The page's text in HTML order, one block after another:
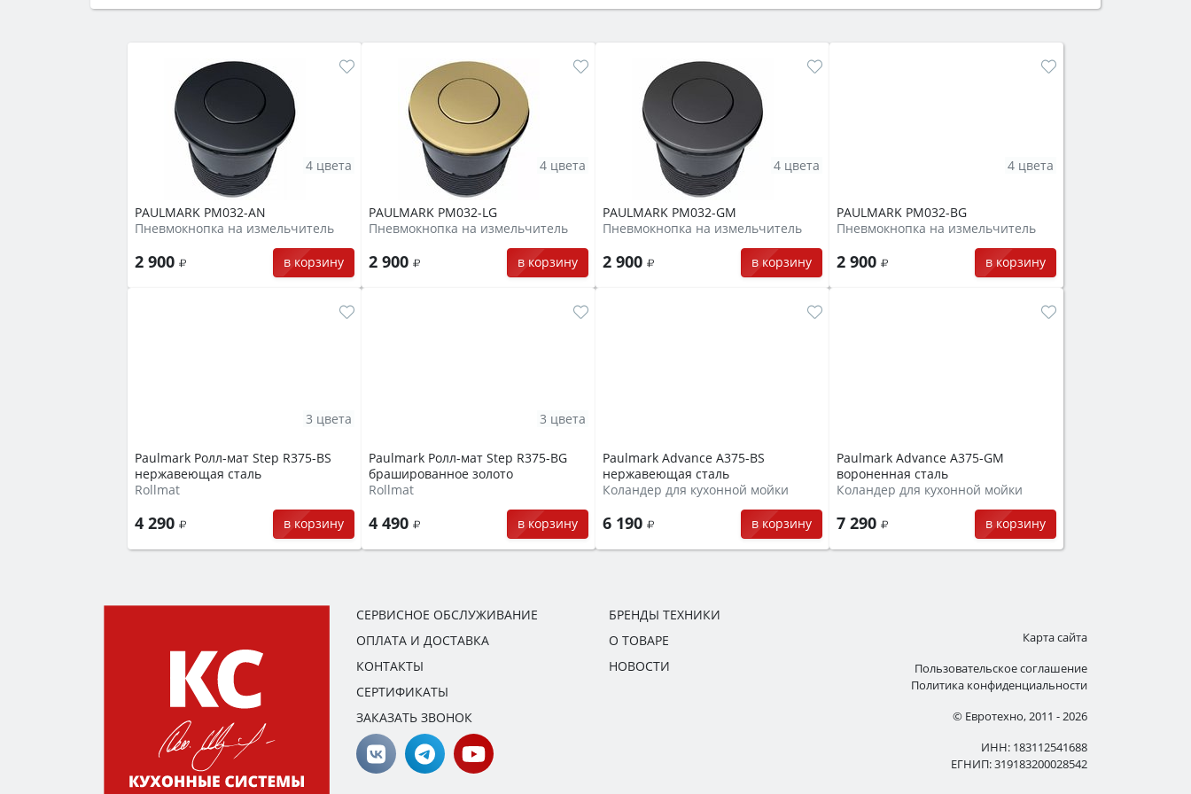
семьи, класс энергопотребления не ниже A и нужные функции (конвекция, гриль, самоочистка, защита от детей).
PAULMARK PM032-AN
Пневмокнопка на измельчитель
2 900 в корзину
4 цвета
PAULMARK PM032-LG
Пневмокнопка на измельчитель
2 900 в корзину
4 цвета
PAULMARK PM032-GM
Пневмокнопка на измельчитель
2 900 в корзину
4 цвета
PAULMARK PM032-BG
Пневмокнопка на измельчитель
2 900 в корзину
4 цвета
Paulmark Ролл-мат Step R375-BS
нержавеющая сталь
Rollmat
4 290 в корзину
3 цвета
Paulmark Ролл-мат Step R375-BG
брашированное золото
Rollmat
4 490 в корзину
3 цвета
Paulmark Advance A375-BS
нержавеющая сталь
Коландер для кухонной мойки
6 190 в корзину
Paulmark Advance A375-GM
вороненная сталь
Коландер для кухонной мойки
7 290 в корзину
СЕРВИСНОЕ ОБСЛУЖИВАНИЕ
ОПЛАТА И ДОСТАВКА
КОНТАКТЫ
СЕРТИФИКАТЫ
ЗАКАЗАТЬ ЗВОНОК
БРЕНДЫ ТЕХНИКИ
О ТОВАРЕ
НОВОСТИ
Карта сайта
Пользовательское соглашение
Политика конфиденциальности
© Евротехно, 2011 - 2026
ИНН: 183112541688
ЕГНИП: 319183200028542